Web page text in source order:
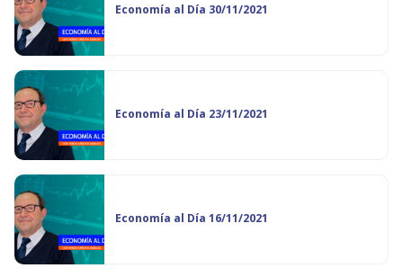
Economía al Día 30/11/2021
Economía al Día 23/11/2021
Economía al Día 16/11/2021